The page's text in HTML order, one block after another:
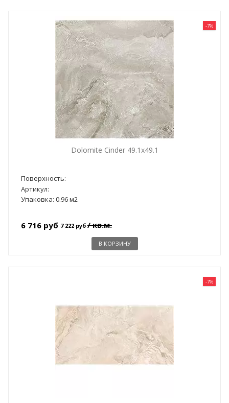
-7%
Dolomite Cinder 49.1x49.1
Поверхность:
Артикул:
Упаковка: 0.96 м2
6 716 руб 7 222 руб/ кв.м.
В КОРЗИНУ
-7%